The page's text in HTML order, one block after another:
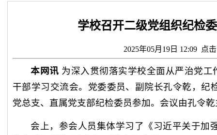
学校召开二级党组织纪检
2025年05月19日 12:09 点
本网讯 为深入贯彻落实学校全面从严治党
干部学习交流会。党委委员、副院长孔令乾，纪
党总支、直属党支部纪检委员参加。会议由孔令
会上，参会人员集体学习了《习近平关于加